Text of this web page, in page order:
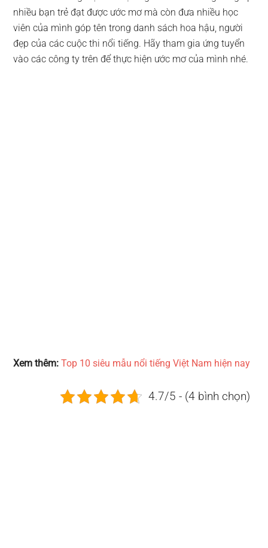
nhiều bạn trẻ đạt được ước mơ mà còn đưa nhiều học
viên của mình góp tên trong danh sách hoa hậu, người
đẹp của các cuộc thi nổi tiếng. Hãy tham gia ứng tuyển
vào các công ty trên để thực hiện ước mơ của mình nhé.
Xem thêm:Top 10 siêu mẫu nổi tiếng Việt Nam hiện nay
4.7/5 - (4 bình chọn)